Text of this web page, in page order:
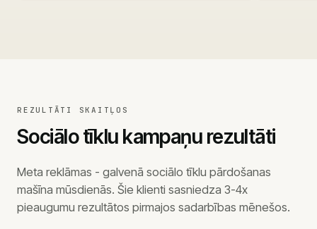
REZULTĀTI SKAITĻOS
Sociālo tīklu kampaņu rezultāti
Meta reklāmas - galvenā sociālo tīklu pārdošanas
mašīna mūsdienās. Šie klienti sasniedza 3-4x
pieaugumu rezultātos pirmajos sadarbības mēnešos.